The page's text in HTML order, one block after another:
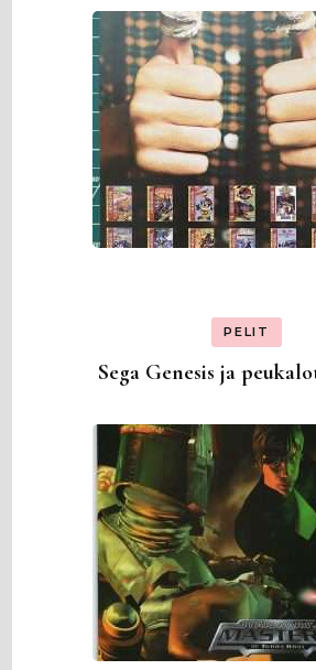
PELIT
Sega Genesis ja